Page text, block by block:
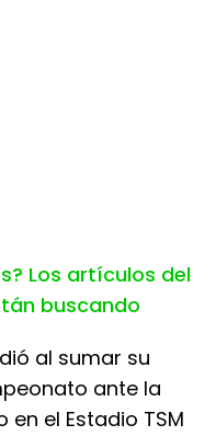
Los artículos del
buscando
al sumar su
ante la
en el Estadio TSM